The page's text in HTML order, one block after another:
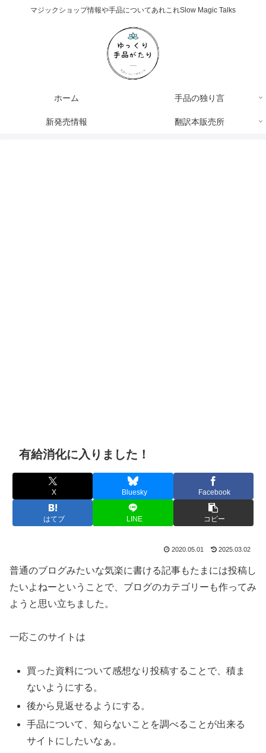
マジックショップ情報や手品についてあれこれSlow Magic Talks
ホーム 手品の独り言
新発売情報 翻訳本販売所
有給消化に入りました！
X Bluesky Facebook
はてブ LINE コピー
2020.05.01 2025.03.02
普通のブログみたいな気楽に書ける記事もたまには投稿し
たいよねーということで、ブログのカテゴリーも作ってみ
ようと思い立ちました。
一応このサイトは
買った資料について感想なり投稿することで、積ま
ないようにする。
後から見返せるようにする。
手品について、知らないことを調べることが出来る
サイトにしたいなぁ。